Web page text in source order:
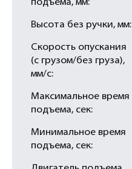
подъема, мм:
Высота без ручки, мм:
Скорость опускания
(с грузом/без груза),
мм/с:
Максимальное время
подъема, сек:
Минимальное время
подъема, сек: